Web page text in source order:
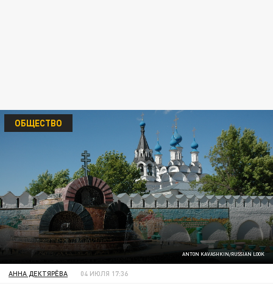
ANTON KAVASHKIN/RUSSIAN LOOK
ОБЩЕСТВО
АННА ДЕКТЯРЁВА 04 ИЮЛЯ 17:36